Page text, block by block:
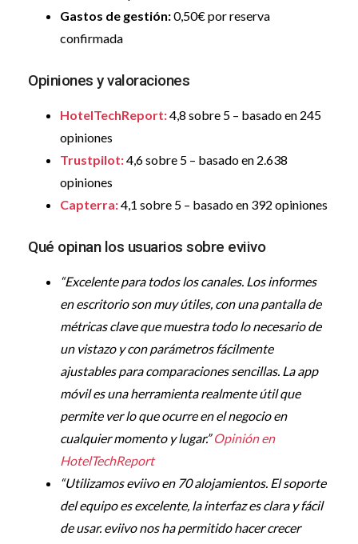
Gastos de gestión:0,50€ por reserva
confirmada
Opiniones y valoraciones
HotelTechReport:4,8 sobre 5 – basado en 245
opiniones
Trustpilot:4,6 sobre 5 – basado en 2.638
opiniones
Capterra:4,1 sobre 5 – basado en 392 opiniones
Qué opinan los usuarios sobre eviivo
“Excelente para todos los canales. Los informes
en escritorio son muy útiles, con una pantalla de
métricas clave que muestra todo lo necesario de
un vistazo y con parámetros fácilmente
ajustables para comparaciones sencillas. La app
móvil es una herramienta realmente útil que
permite ver lo que ocurre en el negocio en
cualquier momento y lugar.”Opinión en
HotelTechReport
“Utilizamos eviivo en 70 alojamientos. El soporte
del equipo es excelente, la interfaz es clara y fácil
de usar. eviivo nos ha permitido hacer crecer